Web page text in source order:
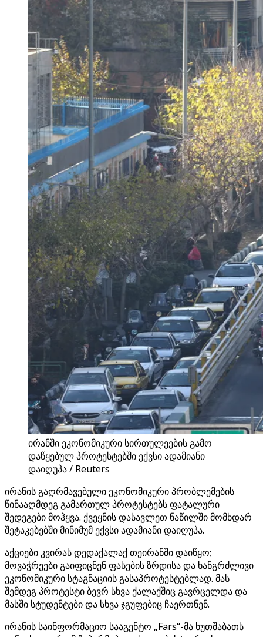
ირანში ეკონომიკური სირთულეების გამო
დაწყებულ პროტესტებში ექვსი ადამიანი
დაიღუპა / Reuters
ირანის გაღრმავებული ეკონომიკური პრობლემების
წინააღმდეგ გამართულ პროტესტებს ფატალური
შედეგები მოჰყვა. ქვეყნის დასავლეთ ნაწილში მომხდარ
შეტაკებებში მინიმუმ ექვსი ადამიანი დაიღუპა.
აქციები კვირას დედაქალაქ თეირანში დაიწყო;
მოვაჭრეები გაიფიცნენ ფასების ზრდისა და ხანგრძლივი
ეკონომიკური სტაგნაციის გასაპროტესტებლად. მას
შემდეგ პროტესტი ბევრ სხვა ქალაქშიც გავრცელდა და
მასში სტუდენტები და სხვა ჯგუფებიც ჩაერთნენ.
ირანის საინფორმაციო სააგენტო „Fars“-მა ხუთშაბათს